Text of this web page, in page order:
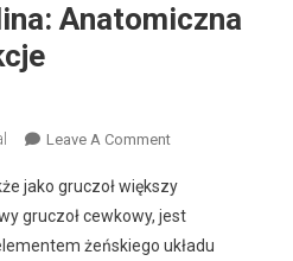
Anatomiczna
Leave A CommentOn
Bartholina:
Anatomiczna
Struktura
jako gruczoł większy
gruczoł cewkowy, jest
żeńskiego układu